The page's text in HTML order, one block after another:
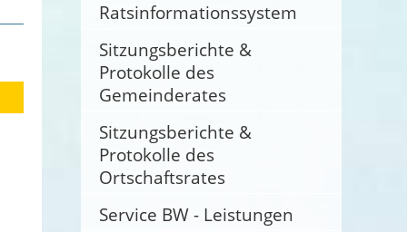
Ratsinformationssystem
Sitzungsberichte &
Protokolle des
Gemeinderates
Sitzungsberichte &
Protokolle des
Ortschaftsrates
Service BW - Leistungen